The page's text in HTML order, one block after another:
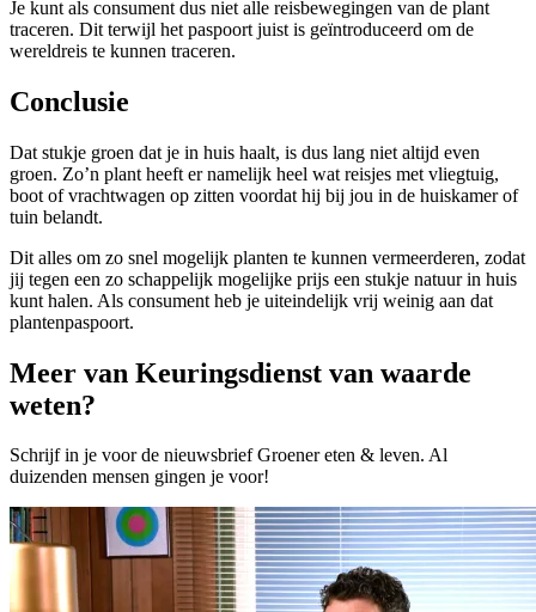
Je kunt als consument dus niet alle reisbewegingen van de plant
traceren. Dit terwijl het paspoort juist is geïntroduceerd om de
wereldreis te kunnen traceren.
Conclusie
Dat stukje groen dat je in huis haalt, is dus lang niet altijd even
groen. Zo’n plant heeft er namelijk heel wat reisjes met vliegtuig,
boot of vrachtwagen op zitten voordat hij bij jou in de huiskamer of
tuin belandt.
Dit alles om zo snel mogelijk planten te kunnen vermeerderen, zodat
jij tegen een zo schappelijk mogelijke prijs een stukje natuur in huis
kunt halen. Als consument heb je uiteindelijk vrij weinig aan dat
plantenpaspoort.
Meer van Keuringsdienst van waarde
weten?
Schrijf in je voor de nieuwsbrief Groener eten & leven. Al
duizenden mensen gingen je voor!